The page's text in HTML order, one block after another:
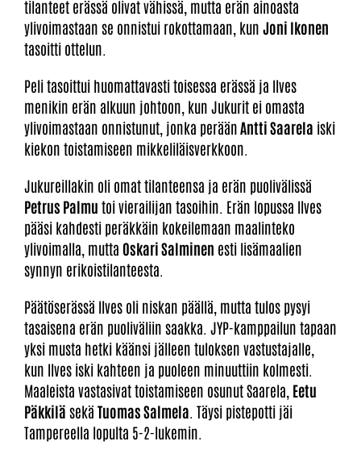
tilanteet erässä olivat vähissä, mutta erän ainoasta
ylivoimastaan se onnistui rokottamaan, kun Joni Ikonen
tasoitti ottelun.
Peli tasoittui huomattavasti toisessa erässä ja Ilves
menikin erän alkuun johtoon, kun Jukurit ei omasta
ylivoimastaan onnistunut, jonka peräänAntti Saarela iski
kiekon toistamiseen mikkeliläisverkkoon.
Jukureillakin oli omat tilanteensa ja erän puolivälissä
Petrus Palmu toi vierailijan tasoihin. Erän lopussa Ilves
pääsi kahdesti peräkkäin kokeilemaan maalinteko
ylivoimalla, mutta Oskari Salminen esti lisämaalien
synnyn erikoistilanteesta.
Päätöserässä Ilves oli niskan päällä, mutta tulos pysyi
tasaisena erän puoliväliin saakka. JYP-kamppailun tapaan
yksi musta hetki käänsi jälleen tuloksen vastustajalle,
kun Ilves iski kahteen ja puoleen minuuttiin kolmesti.
Maaleista vastasivat toistamiseen osunut Saarela, Eetu
Päkkilä sekäTuomas Salmela . Täysi pistepotti jäi
Tampereella lopulta 5-2-lukemin.